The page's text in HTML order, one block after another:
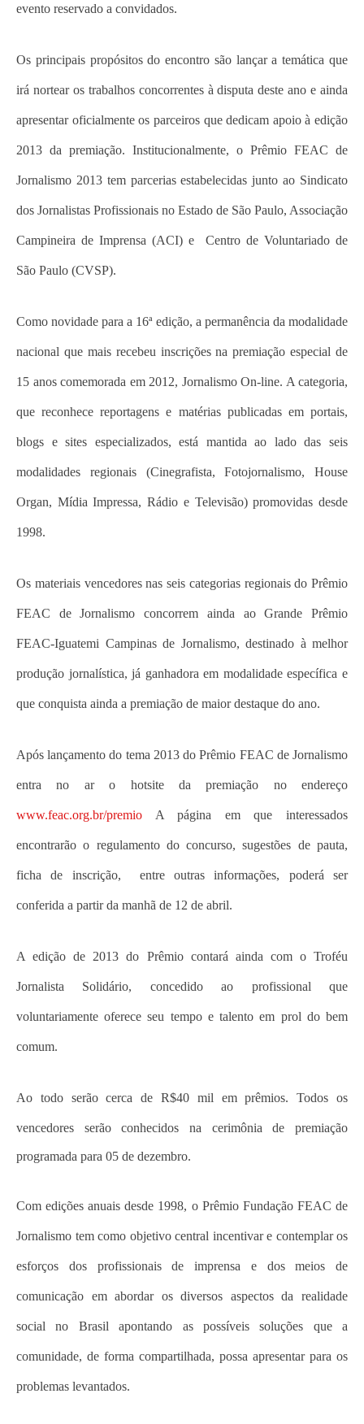
evento reservado a convidados.
Os principais propósitos do encontro são lançar a temática que
irá nortear os trabalhos concorrentes à disputa deste ano e ainda
apresentar oficialmente os parceiros que dedicam apoio à edição
2013 da premiação. Institucionalmente, o Prêmio FEAC de
Jornalismo 2013 tem parcerias estabelecidas junto ao Sindicato
dos Jornalistas Profissionais no Estado de São Paulo, Associação
Campineira de Imprensa (ACI) e Centro de Voluntariado de
São Paulo (CVSP).
Como novidade para a 16ª edição, a permanência da modalidade
nacional que mais recebeu inscrições na premiação especial de
15 anos comemorada em 2012, Jornalismo On-line. A categoria,
que reconhece reportagens e matérias publicadas em portais,
blogs e sites especializados, está mantida ao lado das seis
modalidades regionais (Cinegrafista, Fotojornalismo, House
Organ, Mídia Impressa, Rádio e Televisão) promovidas desde
1998.
Os materiais vencedores nas seis categorias regionais do Prêmio
FEAC de Jornalismo concorrem ainda ao Grande Prêmio
FEAC-Iguatemi Campinas de Jornalismo, destinado à melhor
produção jornalística, já ganhadora em modalidade específica e
que conquista ainda a premiação de maior destaque do ano.
Após lançamento do tema 2013 do Prêmio FEAC de Jornalismo
entra no ar o hotsite da premiação no endereço
www.feac.org.br/premio A página em que interessados
encontrarão o regulamento do concurso, sugestões de pauta,
ficha de inscrição, entre outras informações, poderá ser
conferida a partir da manhã de 12 de abril.
A edição de 2013 do Prêmio contará ainda com o Troféu
Jornalista Solidário, concedido ao profissional que
voluntariamente oferece seu tempo e talento em prol do bem
comum.
Ao todo serão cerca de R$40 mil em prêmios. Todos os
vencedores serão conhecidos na cerimônia de premiação
programada para 05 de dezembro.
Com edições anuais desde 1998, o Prêmio Fundação FEAC de
Jornalismo tem como objetivo central incentivar e contemplar os
esforços dos profissionais de imprensa e dos meios de
comunicação em abordar os diversos aspectos da realidade
social no Brasil apontando as possíveis soluções que a
comunidade, de forma compartilhada, possa apresentar para os
problemas levantados.